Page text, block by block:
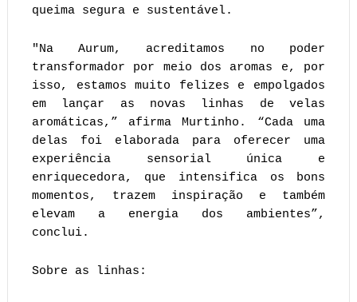
queima segura e sustentável.
"Na Aurum, acreditamos no poder
transformador por meio dos aromas e, por
isso, estamos muito felizes e empolgados
em lançar as novas linhas de velas
aromáticas,” afirma Murtinho. “Cada uma
delas foi elaborada para oferecer uma
experiência sensorial única e
enriquecedora, que intensifica os bons
momentos, trazem inspiração e também
elevam a energia dos ambientes”,
conclui.
Sobre as linhas: